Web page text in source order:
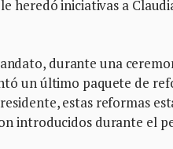
heredó iniciativas a
durante una
un último paquete de
estas reformas
introducidos durante el